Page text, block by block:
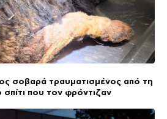
σοβαρά τραυματισμένος από τη
που τον φρόντιζαν